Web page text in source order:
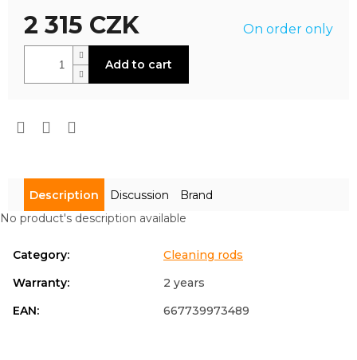
rating
0,0
2 315 CZK On order only
Add to cart
Description Discussion
Brand
No product's description available
Category:
Cleaning rods
Warranty:
2 years
EAN: 667739973489